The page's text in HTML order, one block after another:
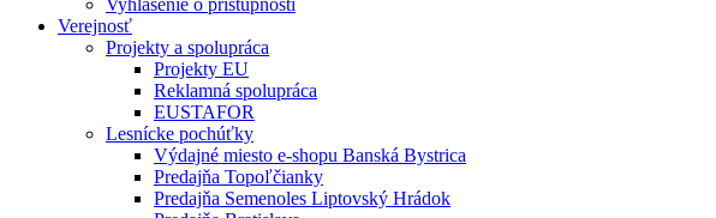
Verejnosť
Projekty a spolupráca
Projekty EU
Reklamná spolupráca
EUSTAFOR
Lesnícke pochúťky
Výdajné miesto e-shopu Banská Bystrica
Predajňa Topoľčianky
Predajňa Semenoles Liptovský Hrádok